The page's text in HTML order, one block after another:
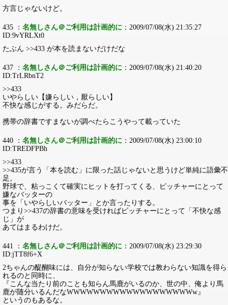
方言じゃないけど。
435 ： 名無しさん＠ご利用は計画的に ：2009/07/08(水) 21:35:27
ID:9vYRLXt0
たぶん >>433 が本を読まないだけだな
437 ： 名無しさん＠ご利用は計画的に ：2009/07/08(水) 21:40:20
ID:TrLRbnT2
>>433
いやらしい【嫌らしい，厭らしい】
不快な感じがする。みだらだ。
携帯の辞書ですまないが調べたらこうやって載っていた
440 ： 名無しさん＠ご利用は計画的に ：2009/07/08(水) 23:00:10
ID:TREDFPBh
>>433
>>435が言う「本を読む」に限った話じゃないと思うけど単純に語彙不
足。
野球で、粘っこくて確実にヒットを打ってくる、ピッチャーにとって
嫌なバッターの
事を「いやらしいバッター」とか言ったりする。
つまり>>437の辞書の意味を受ければピッチャーにとって「不快な感
じ」が
あてはまるわけだ。
441 ： 名無しさん＠ご利用は計画的に ：2009/07/08(水) 23:29:30
ID:jTT8f6+X
2ちゃんの醍醐味には、自分が知らない学校では教わらない知識を得ら
れるのと同時に、
『こんな当たり前のことも知らん馬鹿がいるのか、世の中、俺より馬
鹿が随分いるんだなWWWWWWWWWWWWWWWWWWWw』
というのもあるな。